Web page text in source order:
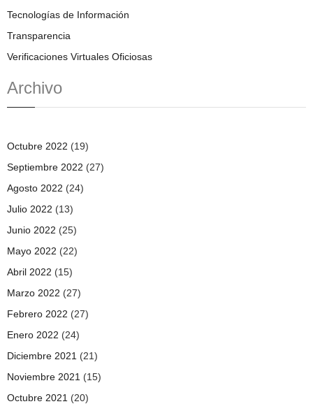
Tecnologías de Información
Transparencia
Verificaciones Virtuales Oficiosas
Archivo
Octubre 2022 (19)
Septiembre 2022 (27)
Agosto 2022 (24)
Julio 2022 (13)
Junio 2022 (25)
Mayo 2022 (22)
Abril 2022 (15)
Marzo 2022 (27)
Febrero 2022 (27)
Enero 2022 (24)
Diciembre 2021 (21)
Noviembre 2021 (15)
Octubre 2021 (20)